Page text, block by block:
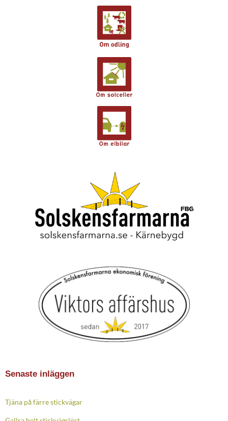
Senaste inläggen
Tjäna på färre stickvägar